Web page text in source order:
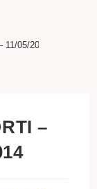
05/2014
–